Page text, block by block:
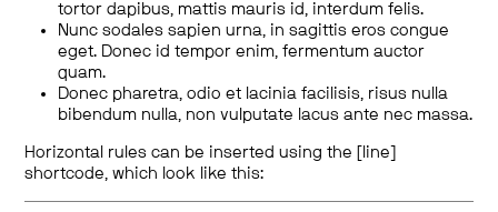
tortor dapibus, mattis mauris id, interdum felis.
Nunc sodales sapien urna, in sagittis eros congue
eget. Donec id tempor enim, fermentum auctor
quam.
Donec pharetra, odio et lacinia facilisis, risus nulla
bibendum nulla, non vulputate lacus ante nec massa.
Horizontal rules can be inserted using the [line]
shortcode, which look like this: